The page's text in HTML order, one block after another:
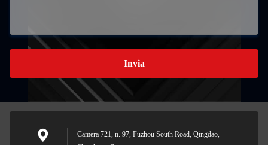
Invia
Camera 721, n. 97, Fuzhou South Road, Qingdao,